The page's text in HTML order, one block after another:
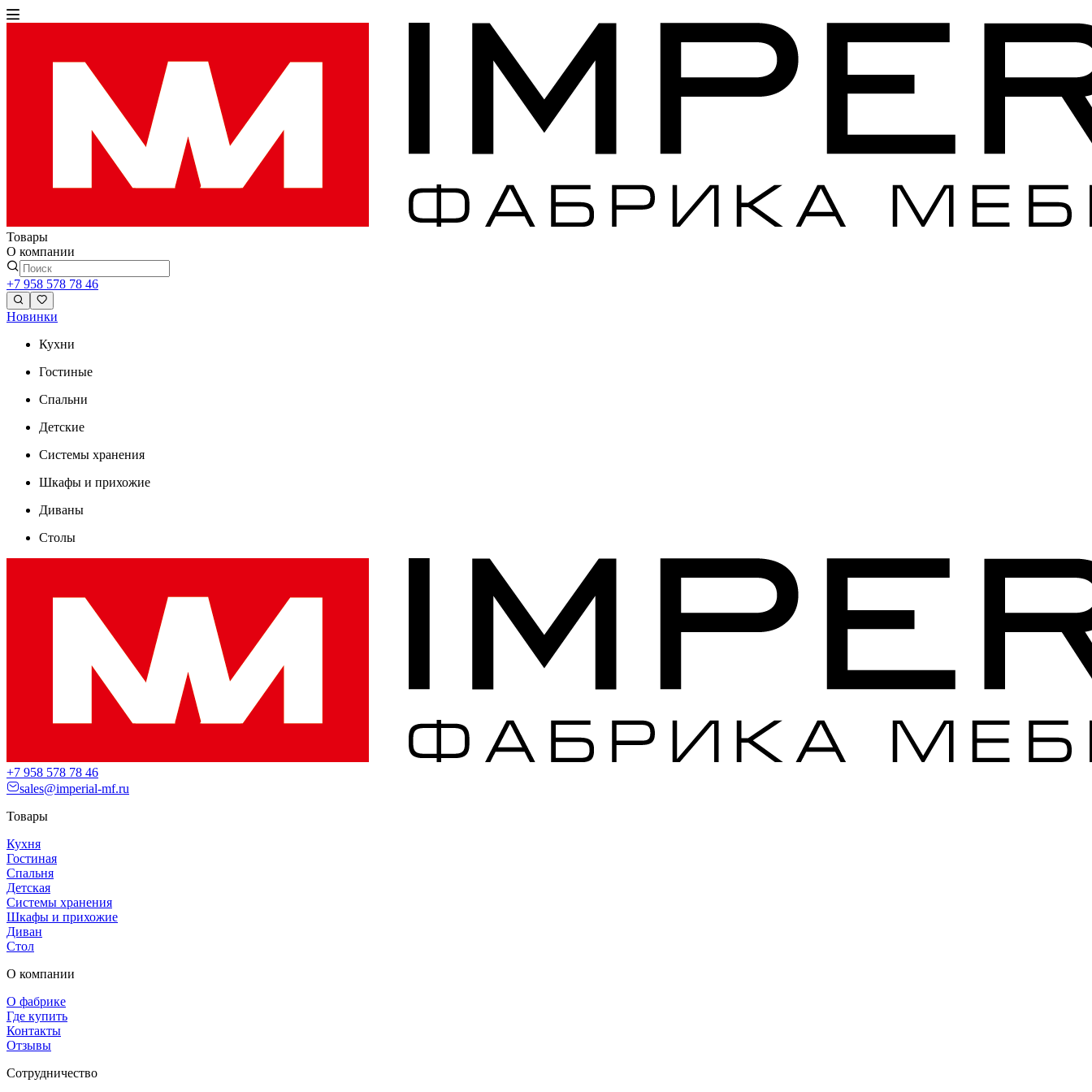
Товары
О компании
+7 958 578 78 46
Новинки
Кухни
Гостиные
Спальни
Детские
Системы хранения
Шкафы и прихожие
Диваны
Столы
+7 958 578 78 46
sales@imperial-mf.ru
Товары
Кухня
Гостиная
Спальня
Детская
Системы хранения
Шкафы и прихожие
Диван
Стол
О компании
О фабрике
Где купить
Контакты
Отзывы
Сотрудничество